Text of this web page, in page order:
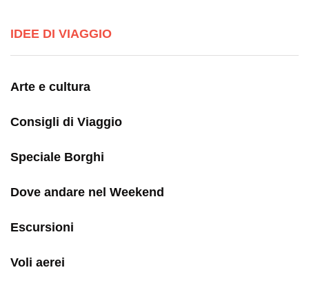
IDEE DI VIAGGIO
Arte e cultura
Consigli di Viaggio
Speciale Borghi
Dove andare nel Weekend
Escursioni
Voli aerei